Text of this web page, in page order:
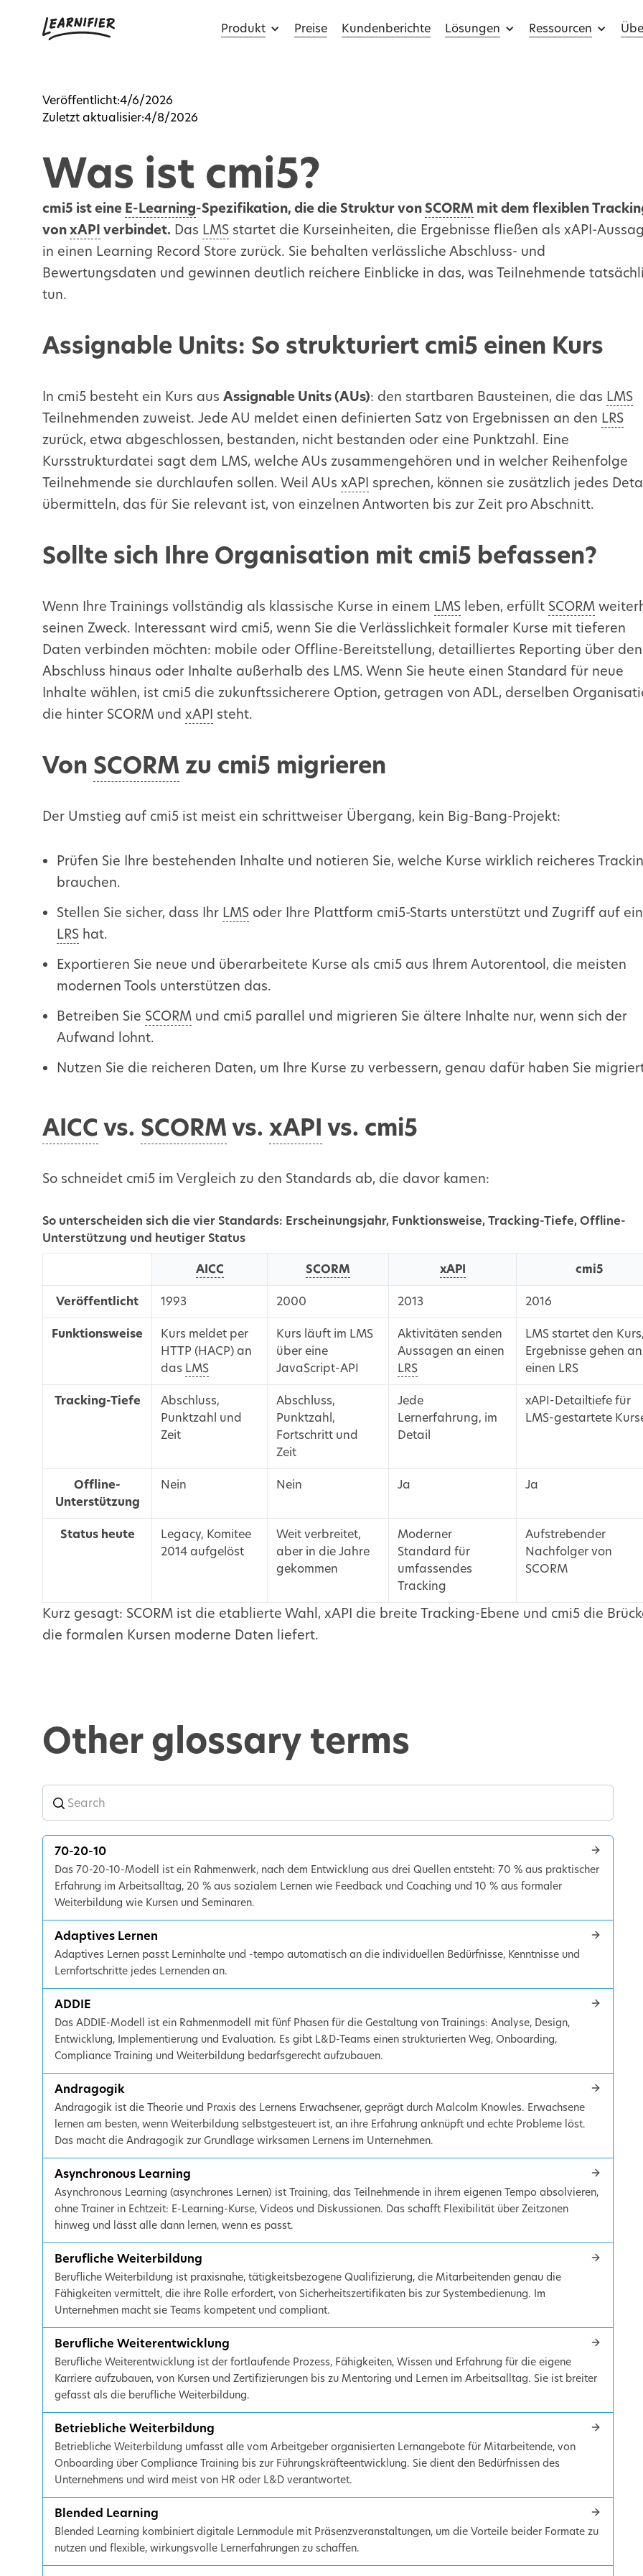
Produkt Preise Kundenberichte Lösungen Ressourcen
Veröffentlicht:4/6/2026
Zuletzt aktualisier:4/8/2026
Was ist cmi5?
cmi5 ist eine E-Learning-Spezifikation, die die Struktur von SCORM mit dem flexiblen
vonxAPI verbindet. Das LMS startet die Kurseinheiten, die Ergebnisse fließen als xAPI-
in einen Learning Record Store zurück. Sie behalten verlässliche Abschluss- und
Bewertungsdaten und gewinnen deutlich reichere Einblicke in das, was Teilnehmende
tun.
Assignable Units: So strukturiert cmi5 einen Kurs
In cmi5 besteht ein Kurs aus Assignable Units (AUs): den startbaren Bausteinen, die das LMS
Teilnehmenden zuweist. Jede AU meldet einen definierten Satz von Ergebnissen an den LRS
zurück, etwa abgeschlossen, bestanden, nicht bestanden oder eine Punktzahl. Eine
Kursstrukturdatei sagt dem LMS, welche AUs zusammengehören und in welcher Reihenfolge
Teilnehmende sie durchlaufen sollen. Weil AUs xAPI sprechen, können sie zusätzlich jedes
übermitteln, das für Sie relevant ist, von einzelnen Antworten bis zur Zeit pro Abschnitt.
Sollte sich Ihre Organisation mit cmi5 befassen?
Wenn Ihre Trainings vollständig als klassische Kurse in einem LMS leben, erfüllt SCORM
seinen Zweck. Interessant wird cmi5, wenn Sie die Verlässlichkeit formaler Kurse mit tieferen
Daten verbinden möchten: mobile oder Offline-Bereitstellung, detailliertes Reporting über den
Abschluss hinaus oder Inhalte außerhalb des LMS. Wenn Sie heute einen Standard für neue
Inhalte wählen, ist cmi5 die zukunftssicherere Option, getragen von ADL, derselben
die hinter SCORM und xAPI steht.
Von SCORMzu cmi5 migrieren
Der Umstieg auf cmi5 ist meist ein schrittweiser Übergang, kein Big-Bang-Projekt:
Prüfen Sie Ihre bestehenden Inhalte und notieren Sie, welche Kurse wirklich reicheres
brauchen.
Stellen Sie sicher, dass Ihr LMS oder Ihre Plattform cmi5-Starts unterstützt und Zugriff auf
LRS hat.
Exportieren Sie neue und überarbeitete Kurse als cmi5 aus Ihrem Autorentool, die meisten
modernen Tools unterstützen das.
Betreiben Sie SCORM und cmi5 parallel und migrieren Sie ältere Inhalte nur, wenn sich der
Aufwand lohnt.
Nutzen Sie die reicheren Daten, um Ihre Kurse zu verbessern, genau dafür haben Sie
AICC vs. SCORMvs. xAPI vs. cmi5
So schneidet cmi5 im Vergleich zu den Standards ab, die davor kamen:
So unterscheiden sich die vier Standards: Erscheinungsjahr, Funktionsweise, Tracking-Tiefe, Offline-
Unterstützung und heutiger Status
AICC
SCORM xAPI
cmi5
Veröffentlicht
1993 2000 2013
2016
Funktionsweise
Kurs meldet per
HTTP (HACP) an
das LMS
Kurs läuft im LMS
über eine
JavaScript-API
Aktivitäten senden
Aussagen an einen
LRS
LMS startet den
Ergebnisse gehen an
einen LRS
Tracking-Tiefe
Abschluss,
Punktzahl und
Zeit
Abschluss,
Punktzahl,
Fortschritt und
Zeit
Jede
Lernerfahrung, im
Detail
xAPI-Detailtiefe für
LMS-gestartete
Offline-
Unterstützung
Nein Nein Ja Ja
Status heute
Legacy, Komitee
2014 aufgelöst
Weit verbreitet,
aber in die Jahre
gekommen
Moderner
Standard für
umfassendes
Tracking
Aufstrebender
Nachfolger von
SCORM
Kurz gesagt: SCORM ist die etablierte Wahl, xAPI die breite Tracking-Ebene und cmi5 die
die formalen Kursen moderne Daten liefert.
Other glossary terms
70-20-10
Das 70-20-10-Modell ist ein Rahmenwerk, nach dem Entwicklung aus drei Quellen entsteht: 70 % aus praktischer
Erfahrung im Arbeitsalltag, 20 % aus sozialem Lernen wie Feedback und Coaching und 10 % aus formaler
Weiterbildung wie Kursen und Seminaren.
Adaptives Lernen
Adaptives Lernen passt Lerninhalte und -tempo automatisch an die individuellen Bedürfnisse, Kenntnisse und
Lernfortschritte jedes Lernenden an.
ADDIE
Das ADDIE-Modell ist ein Rahmenmodell mit fünf Phasen für die Gestaltung von Trainings: Analyse, Design,
Entwicklung, Implementierung und Evaluation. Es gibt L&D-Teams einen strukturierten Weg, Onboarding,
Compliance Training und Weiterbildung bedarfsgerecht aufzubauen.
Andragogik
Andragogik ist die Theorie und Praxis des Lernens Erwachsener, geprägt durch Malcolm Knowles. Erwachsene
lernen am besten, wenn Weiterbildung selbstgesteuert ist, an ihre Erfahrung anknüpft und echte Probleme löst.
Das macht die Andragogik zur Grundlage wirksamen Lernens im Unternehmen.
Asynchronous Learning
Asynchronous Learning (asynchrones Lernen) ist Training, das Teilnehmende in ihrem eigenen Tempo absolvieren,
ohne Trainer in Echtzeit: E-Learning-Kurse, Videos und Diskussionen. Das schafft Flexibilität über Zeitzonen
hinweg und lässt alle dann lernen, wenn es passt.
Berufliche Weiterbildung
Berufliche Weiterbildung ist praxisnahe, tätigkeitsbezogene Qualifizierung, die Mitarbeitenden genau die
Fähigkeiten vermittelt, die ihre Rolle erfordert, von Sicherheitszertifikaten bis zur Systembedienung. Im
Unternehmen macht sie Teams kompetent und compliant.
Berufliche Weiterentwicklung
Berufliche Weiterentwicklung ist der fortlaufende Prozess, Fähigkeiten, Wissen und Erfahrung für die eigene
Karriere aufzubauen, von Kursen und Zertifizierungen bis zu Mentoring und Lernen im Arbeitsalltag. Sie ist breiter
gefasst als die berufliche Weiterbildung.
Betriebliche Weiterbildung
Betriebliche Weiterbildung umfasst alle vom Arbeitgeber organisierten Lernangebote für Mitarbeitende, von
Onboarding über Compliance Training bis zur Führungskräfteentwicklung. Sie dient den Bedürfnissen des
Unternehmens und wird meist von HR oder L&D verantwortet.
Blended Learning
Blended Learning kombiniert digitale Lernmodule mit Präsenzveranstaltungen, um die Vorteile beider Formate zu
nutzen und flexible, wirkungsvolle Lernerfahrungen zu schaffen.